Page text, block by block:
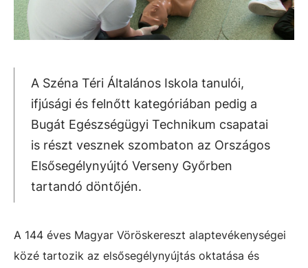
A Széna Téri Általános Iskola tanulói,
ifjúsági és felnőtt kategóriában pedig a
Bugát Egészségügyi Technikum csapatai
is részt vesznek szombaton az Országos
Elsősegélynyújtó Verseny Győrben
tartandó döntőjén.
A 144 éves Magyar Vöröskereszt alaptevékenységei
közé tartozik az elsősegélynyújtás oktatása és